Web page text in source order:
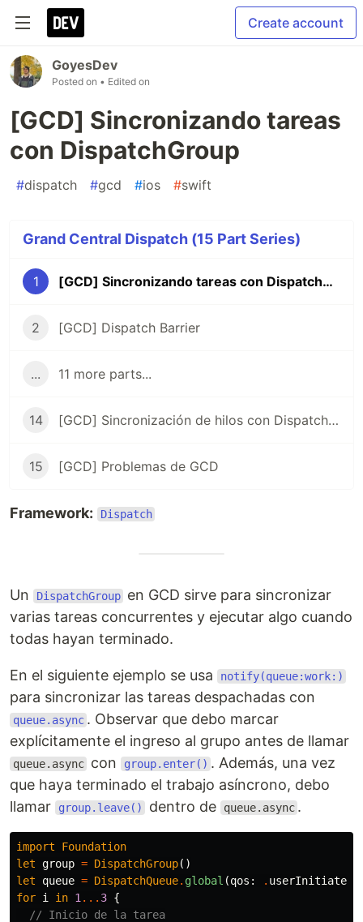
Create account
GoyesDev
Posted on • Edited on
[GCD] Sincronizando tareas
con DispatchGroup
#dispatch #gcd #ios #swift
Grand Central Dispatch (15 Part Series)
1 [GCD] Sincronizando tareas con DispatchGroup
2 [GCD] Dispatch Barrier
... 11 more parts...
14 [GCD] Sincronización de hilos con DispatchSemaphore
15 [GCD] Problemas de GCD
Framework: Dispatch
Un DispatchGroup en GCD sirve para sincronizar
varias tareas concurrentes y ejecutar algo cuando
todas hayan terminado.
En el siguiente ejemplo se usa notify(queue:work:)
para sincronizar las tareas despachadas con
queue.async . Observar que debo marcar
explícitamente el ingreso al grupo antes de llamar
queue.async con group.enter() . Además, una vez
que haya terminado el trabajo asíncrono, debo
llamar
group.leave() dentro de queue.async .
import
Foundation
let group = DispatchGroup()
let
queue = DispatchQueue. global (qos : . userInitiated
for i in 1 ... 3 {
// Inicio de la tarea